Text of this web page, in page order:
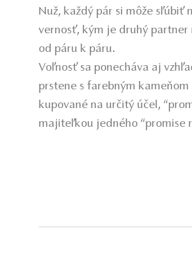
Nuž, každý pár si môže sľúbiť
vernosť, kým je druhý partner
od páru k páru.
Voľnosť sa ponecháva aj
prstene s farebným
kupované na určitý účel,
majiteľkou jedného “promise